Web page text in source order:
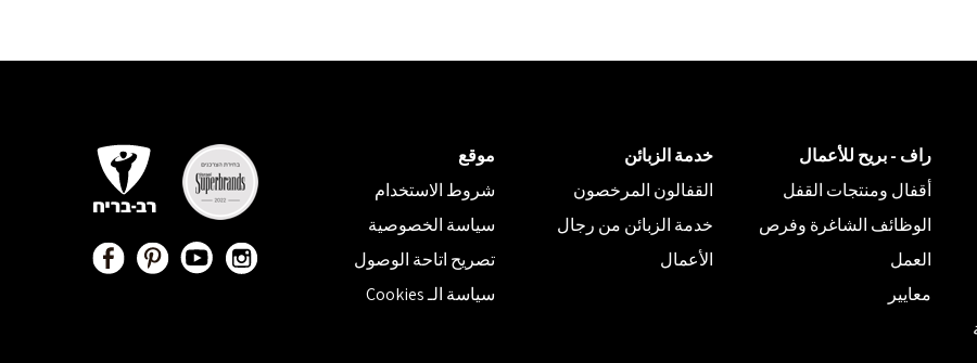
راف - بريح للأعمال
أقفال ومنتجات القفل
الوظائف الشاغرة وفرص
العمل
معايير
خدمة الزبائن
القفالون المرخصون
خدمة الزبائن من رجال
الأعمال
موقع
شروط الاستخدام
سياسة الخصوصية
تصريح اتاحة الوصول
سياسة الـ Cookies